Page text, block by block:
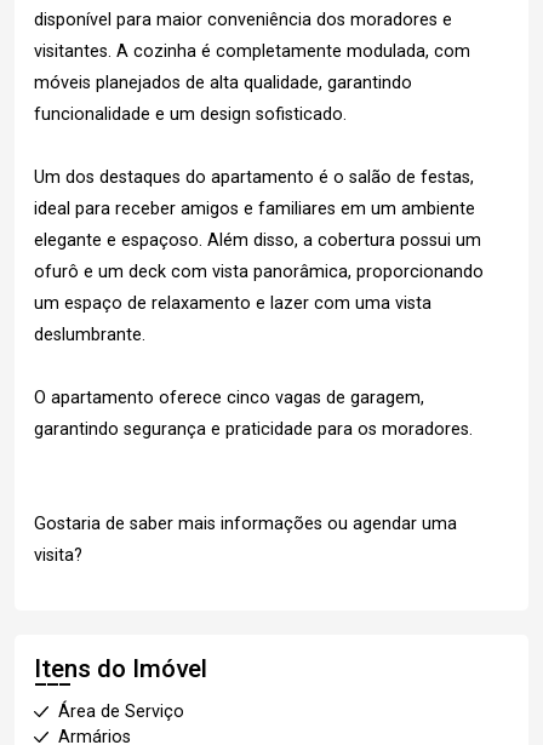
disponível para maior conveniência dos moradores e
visitantes. A cozinha é completamente modulada, com
móveis planejados de alta qualidade, garantindo
funcionalidade e um design sofisticado.
Um dos destaques do apartamento é o salão de festas,
ideal para receber amigos e familiares em um ambiente
elegante e espaçoso. Além disso, a cobertura possui um
ofurô e um deck com vista panorâmica, proporcionando
um espaço de relaxamento e lazer com uma vista
deslumbrante.
O apartamento oferece cinco vagas de garagem,
garantindo segurança e praticidade para os moradores.
Gostaria de saber mais informações ou agendar uma
visita?
Itens do Imóvel
Área de Serviço
Armários